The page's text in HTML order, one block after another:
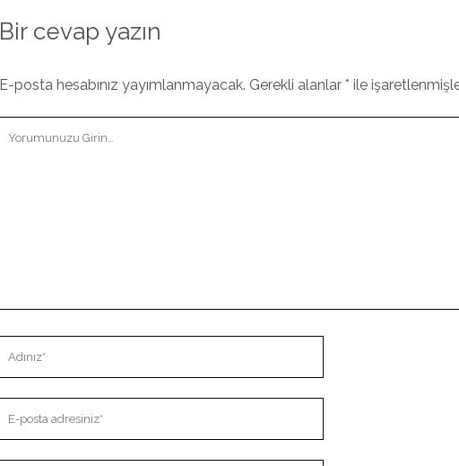
Bir cevap yazın
E-posta hesabınız yayımlanmayacak. Gerekli alanlar * ile
posta